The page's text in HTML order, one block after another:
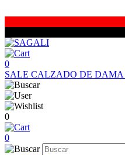
0
SALE CALZADO DE DAMA
0
0